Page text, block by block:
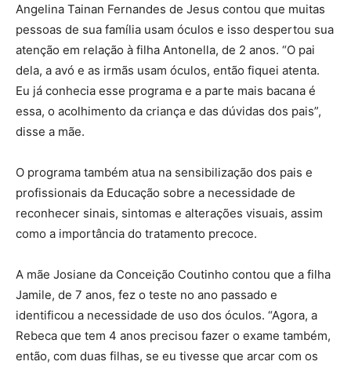
Angelina Tainan Fernandes de Jesus contou que muitas
pessoas de sua família usam óculos e isso despertou sua
atenção em relação à filha Antonella, de 2 anos. “O pai
dela, a avó e as irmãs usam óculos, então fiquei atenta.
Eu já conhecia esse programa e a parte mais bacana é
essa, o acolhimento da criança e das dúvidas dos pais”,
disse a mãe.
O programa também atua na sensibilização dos pais e
profissionais da Educação sobre a necessidade de
reconhecer sinais, sintomas e alterações visuais, assim
como a importância do tratamento precoce.
A mãe Josiane da Conceição Coutinho contou que a filha
Jamile, de 7 anos, fez o teste no ano passado e
identificou a necessidade de uso dos óculos. “Agora, a
Rebeca que tem 4 anos precisou fazer o exame também,
então, com duas filhas, se eu tivesse que arcar com os